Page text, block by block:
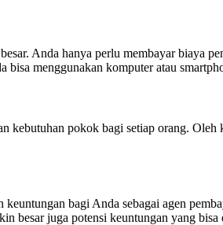
Anda hanya perlu membayar biaya
menggunakan komputer atau
kebutuhan pokok bagi setiap orang.
bagi Anda sebagai agen
besar juga potensi keuntungan yang bisa